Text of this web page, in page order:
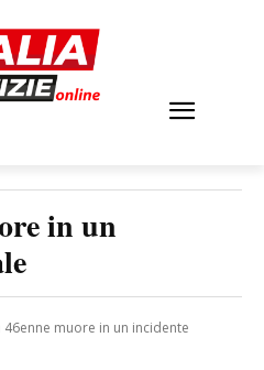
in un
46enne muore in un incidente